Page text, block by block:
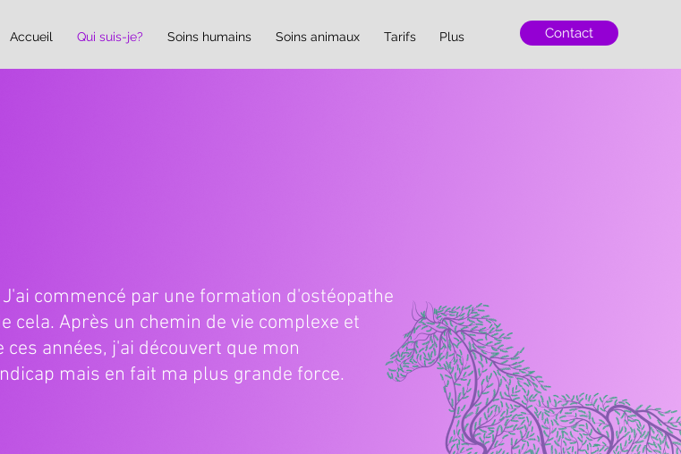
Accueil Qui suis-je? Soins humains Soins animaux Tarifs Plus Contact
commencé par une formation d'ostéopathe
cela. Après un chemin de vie complexe et
années, j'ai découvert que mon
mais en fait ma plus grande force.